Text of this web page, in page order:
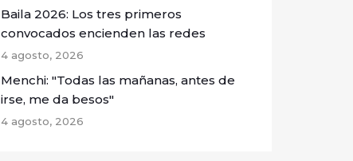
Baila 2026: Los tres primeros
convocados encienden las redes
4 agosto, 2026
Menchi: "Todas las mañanas, antes de
irse, me da besos"
4 agosto, 2026